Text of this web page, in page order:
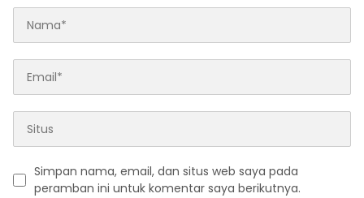
Simpan nama, email, dan situs web saya pada
peramban ini untuk komentar saya berikutnya.